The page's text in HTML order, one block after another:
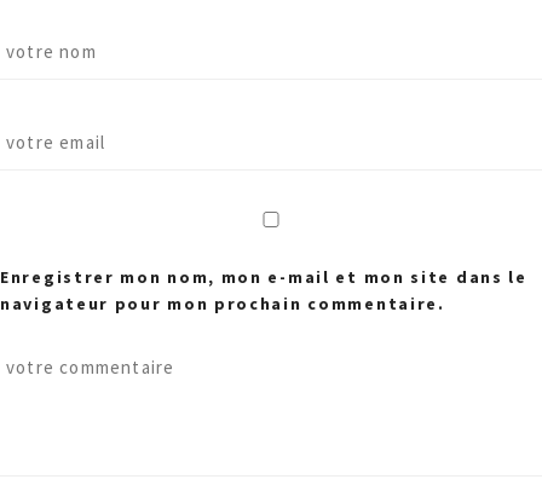
Enregistrer mon nom, mon e-mail et mon site dans le
navigateur pour mon prochain commentaire.